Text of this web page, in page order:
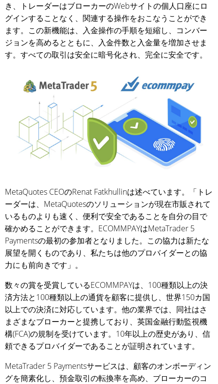
き、トレーダーはブローカーのWebサイトの個人口座にロ
グインすることなく、関連する操作をおこなうことができ
ます。この新機能は、入金操作の手順を短縮し、コンバー
ジョンを高めるとともに、入金件数と入金量を増加させま
す。すべての取引は安全に暗号化され、完全に安全です。
MetaQuotes CEOのRenat Fatkhullinは述べています。「トレ
ーダーは、MetaQuotesのソリューションが現在市販されて
いるものよりも速く、便利で安全であることを自分の目で
確かめることができます。ECOMMPAYはMetaTrader 5
Paymentsの最初の参加者となりました。この協力は新たな
展望を開くものであり、私たちは他のプロバイダーとの協
力にも前向きです」。
数々の賞を受賞しているECOMMPAYは、100種類以上の決
済方法と100種類以上の通貨を顧客に提供し、世界150カ国
以上での決済に対応しています。他の業界では、同社はさ
まざまなブローカーと提携しており、英国金融行動監視機
構(FCA)の規制を受けています。10年以上の歴史があり、信
頼できるプロバイダーであることが証明されています。
MetaTrader 5 Paymentsサービスは、顧客のオンボーディン
グを簡素化し、預金取引の転換率を高め、ブローカーのコ